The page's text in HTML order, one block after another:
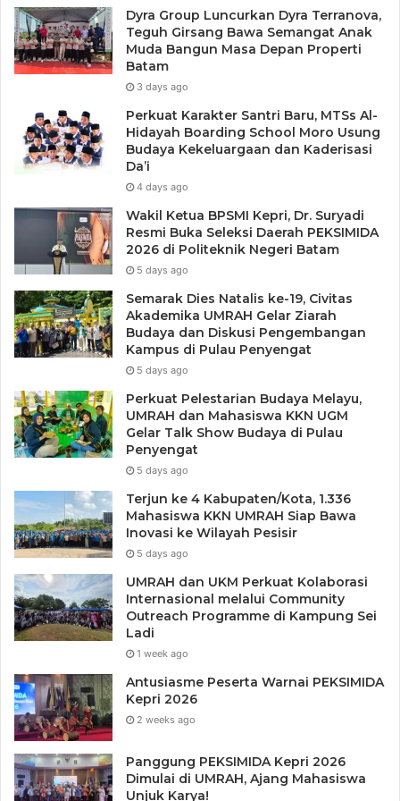
mendorong anak dalam membangun komunikasi terbuka
pada usia pra sekolah.
“Kolaborasi adalah kunci keberhasilan. Oleh karena itu,
besar harapan kami agar surat edaran ini dapat dijadikan
pedoman oleh Pokja Bunda PAUD, Forum Komunikasi
PAUD, Himpaudi, IGTKI, Bunda PAUD se-Kabupaten
Kepulauan Anambas, serta seluruh orangtua untuk sama-
sama membangun kemampuan fondasi dan karakter anak.
Dengan dukungan penuh ini, saya yakin Gerakan Transisi
PAUD ke SD akan menjadi tonggak positif bagi
perkembangan pendidikan di daerah kita,” ujarnya.
Kepala Dinas Pendidikan Pemuda dan Olahraga Kabupaten
Kepulauan Anambas, Tony Karnain dalam wawancara yang
terpisah mengungkapkan bahwa inisiatif ini merupakan
langkah progresif dalam membangun kolaborasi yang lebih
erat antara lembaga PAUD dan SD, dengan fokus pada
peran penting Guru PAUD dan SD kelas awal sebagai
pendamping anak-anak dalam fase transisi ini.
“Kami menghimbau kepada seluruh guru PAUD dan SD
kelas awal di Kabupaten Kepulauan Anambas untuk dapat
menaati amanat yang telah disampaikan oleh Bapak Bupati.
Kami juga mengundang peran serta para mitra Transisi
PAUD-SD untuk dapat menyukseskan program pemerintah
ini. Dengan keyakinan ini, kami siap bersinergi untuk
mencapai tujuan bersama dalam meningkatkan kualitas
pendidikan bagi anak-anak di Kepulauan Anambas,”
ujarnya.
Gerakan Transisi Pendidikan Anak Usia Dini ke Sekolah
Dasar yang diinisiasi melalui surat edaran ini menandai
komitmen serius Bupati Kepulauan Anambas dalam
meningkatkan kualitas pendidikan di wilayahnya. Semua
Dyra Group Luncurkan Dyra Terranova,
Teguh Girsang Bawa Semangat Anak
Muda Bangun Masa Depan Properti
Batam
3 days ago
Perkuat Karakter Santri Baru, MTSs Al-
Hidayah Boarding School Moro Usung
Budaya Kekeluargaan dan Kaderisasi
Da’i
4 days ago
Wakil Ketua BPSMI Kepri, Dr. Suryadi
Resmi Buka Seleksi Daerah PEKSIMIDA
2026 di Politeknik Negeri Batam
5 days ago
Semarak Dies Natalis ke-19, Civitas
Akademika UMRAH Gelar Ziarah
Budaya dan Diskusi Pengembangan
Kampus di Pulau Penyengat
5 days ago
Perkuat Pelestarian Budaya Melayu,
UMRAH dan Mahasiswa KKN UGM
Gelar Talk Show Budaya di Pulau
Penyengat
5 days ago
Terjun ke 4 Kabupaten/Kota, 1.336
Mahasiswa KKN UMRAH Siap Bawa
Inovasi ke Wilayah Pesisir
5 days ago
UMRAH dan UKM Perkuat Kolaborasi
Internasional melalui Community
Outreach Programme di Kampung Sei
Ladi
1 week ago
Antusiasme Peserta Warnai PEKSIMIDA
Kepri 2026
2 weeks ago
Panggung PEKSIMIDA Kepri 2026
Dimulai di UMRAH, Ajang Mahasiswa
Unjuk Karya!